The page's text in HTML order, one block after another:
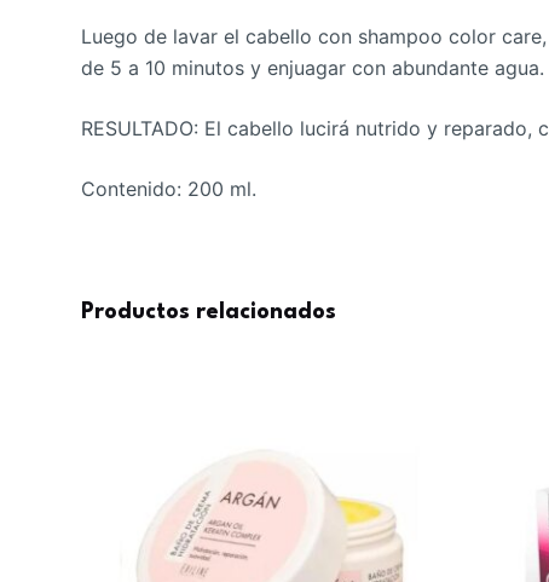
Luego de lavar el cabello con shampoo color
de 5 a 10 minutos y enjuagar con abundante agua.
RESULTADO: El cabello lucirá nutrido y
Contenido: 200 ml.
Productos relacionados